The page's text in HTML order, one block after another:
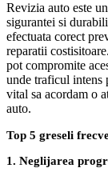
Revizia auto este
sigurantei si
efectuata corect
reparatii
pot compromite
unde traficul intens
vital sa acordam o
auto.
Top 5 greseli
1. Neglijarea